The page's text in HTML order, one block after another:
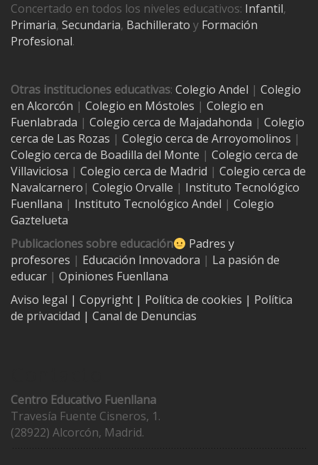
Concertado en todos los niveles educativos: Infantil,
Primaria, Secundaria, Bachillerato y Formación
Profesional.
Otras instituciones educativas: Colegio Andel | Colegio
en Alcorcón | Colegio en Móstoles | Colegio en
Fuenlabrada | Colegio cerca de Majadahonda | Colegio
cerca de Las Rozas | Colegio cerca de Arroyomolinos |
Colegio cerca de Boadilla del Monte | Colegio cerca de
Villaviciosa | Colegio cerca de Madrid | Colegio cerca de
Navalcarnero | Colegio Orvalle | Instituto Tecnológico
Fuenllana | Instituto Tecnológico Andel | Colegio
Gaztelueta
Publicaciones sobre educación
Padres y
profesores | Educación Innovadora | La pasión de
educar | Opiniones Fuenllana
Aviso legal | Copyright | Política de cookies | Política
de privacidad | Canal de Denuncias
Centro Educativo Fuenllana
Travesía Fuente Cisneros, 1.
(28922) Alcorcón, Madrid.